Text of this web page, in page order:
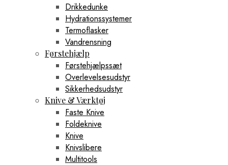
Drikkedunke
Hydrationssystemer
Termoflasker
Vandrensning
Førstehjælp
Førstehjælpssæt
Overlevelsesudstyr
Sikkerhedsudstyr
Knive & Værktøj
Faste Knive
Foldeknive
Knive
Knivslibere
Multitools